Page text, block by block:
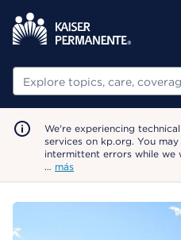
Buscar
We're experiencing
services on kp.org. You
intermittent errors while we
… más